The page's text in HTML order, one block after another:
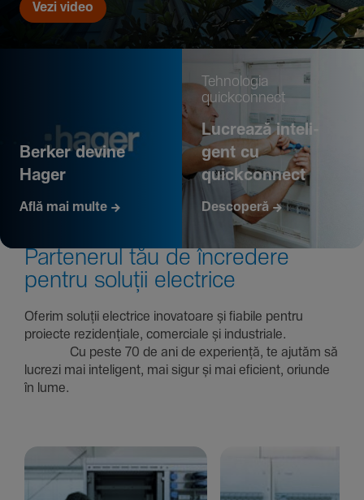
Vezi video
Berker devine
Hager
Află mai multe
Tehno­logia
quickconnect
Lucrează inte­li­
gent cu
quickconnect
Descoperă
Parte­nerul tău de încre­dere
pentru soluții electrice
Oferim soluții electrice inova­toare și fiabile pentru
proiecte rezi­den­țiale, comer­ciale și indus­triale.
Cu peste 70 de ani de expe­riență, te ajutăm să
lucrezi mai inte­li­gent, mai sigur și mai eficient, oriunde
în lume.